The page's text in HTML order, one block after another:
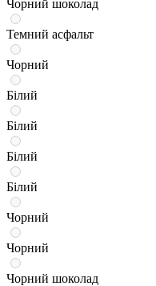
Чорний шоколад
Темний асфальт
Чорний
Білий
Білий
Білий
Білий
Чорний
Чорний
Чорний шоколад